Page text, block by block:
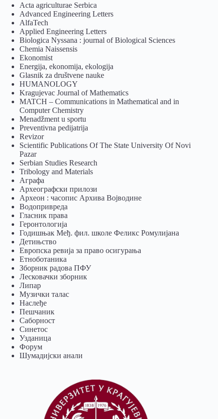
Acta agriculturae Serbica
Advanced Engineering Letters
AlfaTech
Applied Engineering Letters
Biologica Nyssana : journal of Biological Sciences
Chemia Naissensis
Ekonomist
Energija, ekonomija, ekologija
Glasnik za društvene nauke
HUMANOLOGY
Kragujevac Journal of Mathematics
MATCH – Communications in Mathematical and in
Computer Chemistry
Menadžment u sportu
Preventivna pedijatrija
Revizor
Scientific Publications Of The State University Of Novi
Pazar
Serbian Studies Research
Tribology and Materials
Аграфа
Археографски прилози
Археон : часопис Архива Војводине
Водопривреда
Гласник права
Геронтологија
Годишњак Међ. фил. школе Феликс Ромулијана
Детињство
Европска ревија за право осигурања
Eтноботаника
Зборник радова ПФУ
Лесковачки зборник
Липар
Музички талас
Наслеђе
Пешчаник
Саборност
Синетос
Узданица
Форум
Шумадијски анали